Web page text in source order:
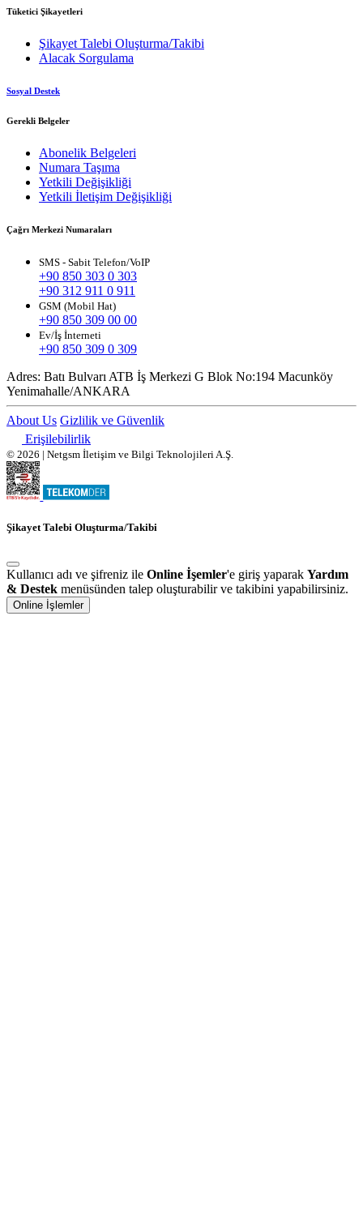
Tüketici Şikayetleri
Şikayet Talebi Oluşturma/Takibi
Alacak Sorgulama
Sosyal Destek
Gerekli Belgeler
Abonelik Belgeleri
Numara Taşıma
Yetkili Değişikliği
Yetkili İletişim Değişikliği
Çağrı Merkezi Numaraları
SMS - Sabit Telefon/VoIP
+90 850 303 0 303
+90 312 911 0 911
GSM (Mobil Hat)
+90 850 309 00 00
Ev/İş İnterneti
+90 850 309 0 309
Adres: Batı Bulvarı ATB İş Merkezi G Blok No:194 Macunköy
Yenimahalle/ANKARA
About Us Gizlilik ve Güvenlik
Erişilebilirlik
© 2026 | Netgsm İletişim ve Bilgi Teknolojileri A.Ş.
Şikayet Talebi Oluşturma/Takibi
Kullanıcı adı ve şifreniz ile Online İşemler'e giriş yaparak Yardım
& Destek menüsünden talep oluşturabilir ve takibini yapabilirsiniz.
Online İşlemler